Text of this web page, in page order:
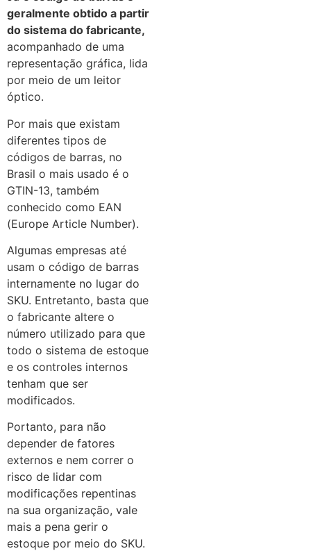
geralmente obtido a partir
do sistema do fabricante,
acompanhado de uma
representação gráfica, lida
por meio de um leitor
óptico.
Por mais que existam
diferentes tipos de
códigos de barras, no
Brasil o mais usado é o
GTIN-13, também
conhecido como EAN
(Europe Article Number).
Algumas empresas até
usam o código de barras
internamente no lugar do
SKU. Entretanto, basta que
o fabricante altere o
número utilizado para que
todo o sistema de estoque
e os controles internos
tenham que ser
modificados.
Portanto, para não
depender de fatores
externos e nem correr o
risco de lidar com
modificações repentinas
na sua organização, vale
mais a pena gerir o
estoque por meio do SKU.